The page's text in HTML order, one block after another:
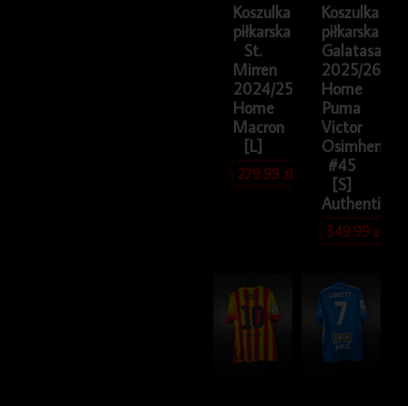
Koszulka
piłkarska
St.
Mirren
2024/25
Home
Macron
[L]
279.99zł
Koszulka
piłkarska
Galatasaray
2025/26
Home
Puma
Victor
Osimhen
#45
[S]
Authentic
349.99zł